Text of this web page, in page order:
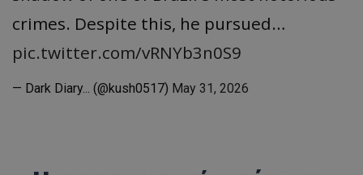
crimes. Despite this, he pursued…
pic.twitter.com/vRNYb3n0S9
— Dark Diary... (@kush0517) May 31, 2026